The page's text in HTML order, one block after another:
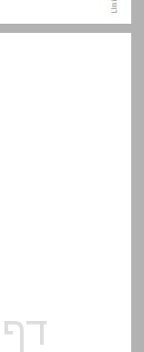
תוכן העניינים ... 3